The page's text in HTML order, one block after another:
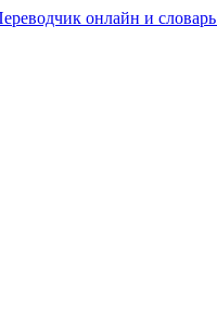
онлайн и словарь